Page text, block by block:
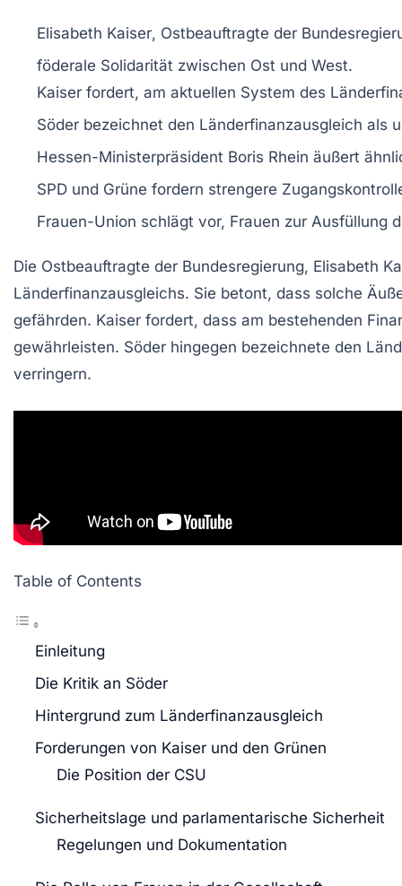
Elisabeth Kaiser, Ostbeauftragte der
föderale Solidarität zwischen Ost und West.
Kaiser fordert, am aktuellen System des
Söder bezeichnet den Länderfinanzausgleich als
Hessen-Ministerpräsident Boris Rhein äußert
SPD und Grüne fordern strengere
Frauen-Union schlägt vor, Frauen zur Ausfüllung
Die Ostbeauftragte der Bundesregierung, Elisabeth
Länderfinanzausgleichs. Sie betont, dass solche
gefährden. Kaiser fordert, dass am bestehenden
gewährleisten. Söder hingegen bezeichnete den
verringern.
Table of Contents
Einleitung
Die Kritik an Söder
Hintergrund zum Länderfinanzausgleich
Forderungen von Kaiser und den Grünen
Die Position der CSU
Sicherheitslage und parlamentarische Sicherheit
Regelungen und Dokumentation